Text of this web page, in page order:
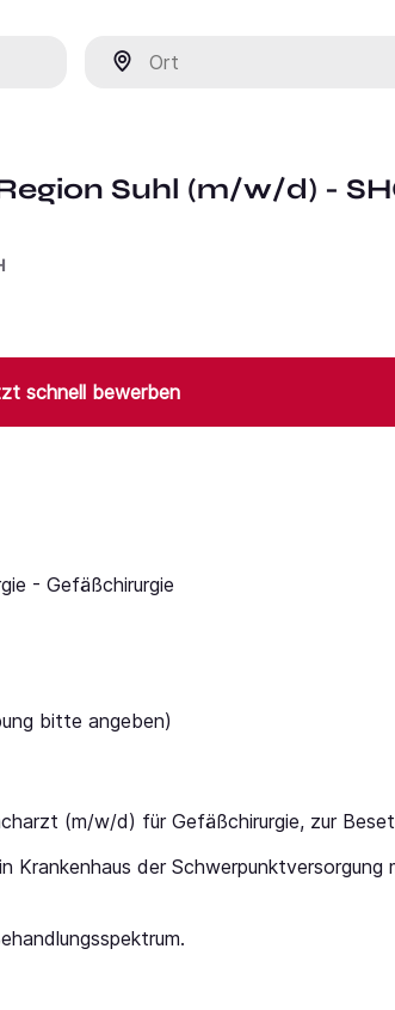
Suhl (m/w/d) -
schnell bewerben
- Gefäßchirurgie
bitte angeben)
(m/w/d) für Gefäßchirurgie, zur
Krankenhaus der